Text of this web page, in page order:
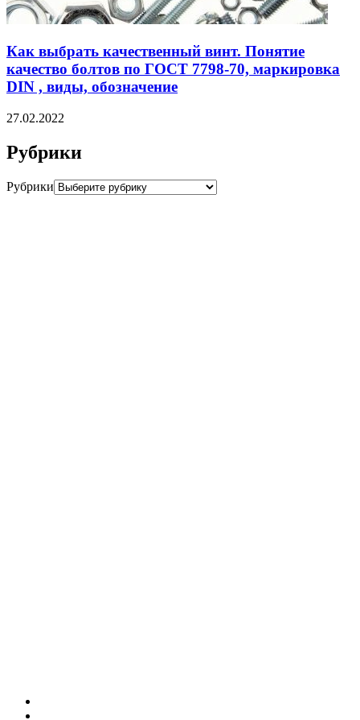
Как выбрать качественный винт. Понятие
качество болтов по ГОСТ 7798-70, маркировка
DIN , виды, обозначение
27.02.2022
Рубрики
Рубрики